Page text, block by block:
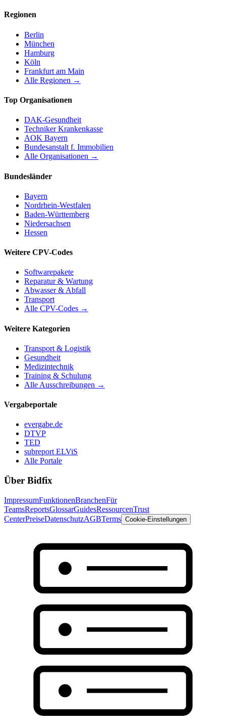
Regionen
Berlin
München
Hamburg
Köln
Frankfurt am Main
Alle Regionen →
Top Organisationen
DAK-Gesundheit
Techniker Krankenkasse
AOK Bayern
Bundesanstalt f. Immobilien
Alle Organisationen →
Bundesländer
Bayern
Nordrhein-Westfalen
Baden-Württemberg
Niedersachsen
Hessen
Weitere CPV-Codes
Softwarepakete
Reparatur & Wartung
Abwasser & Abfall
Transport
Alle CPV-Codes →
Weitere Kategorien
Transport & Logistik
Gesundheit
Medizintechnik
Training & Schulung
Alle Ausschreibungen →
Vergabeportale
evergabe.de
DTVP
TED
subreport ELViS
Alle Portale
Über Bidfix
ImpressumFunktionenBranchenFür
TeamsReportsGlossarGuidesRessourcenTrust
CenterPreiseDatenschutzAGBTerms Cookie-Einstellungen